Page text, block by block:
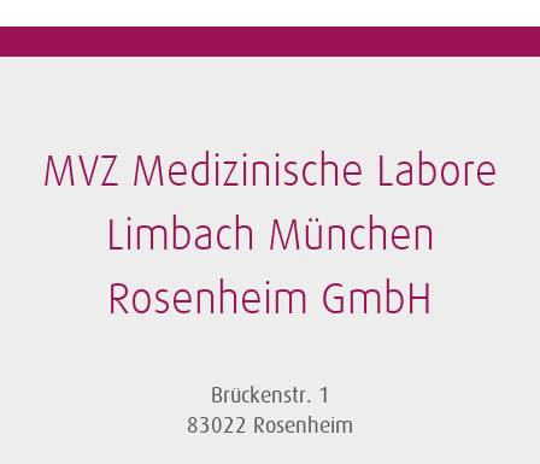
MVZ Medizinische Labore
Limbach München
Rosenheim GmbH
Brückenstr. 1
83022 Rosenheim